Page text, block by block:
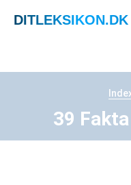
DITLEKSIKON.DK
39